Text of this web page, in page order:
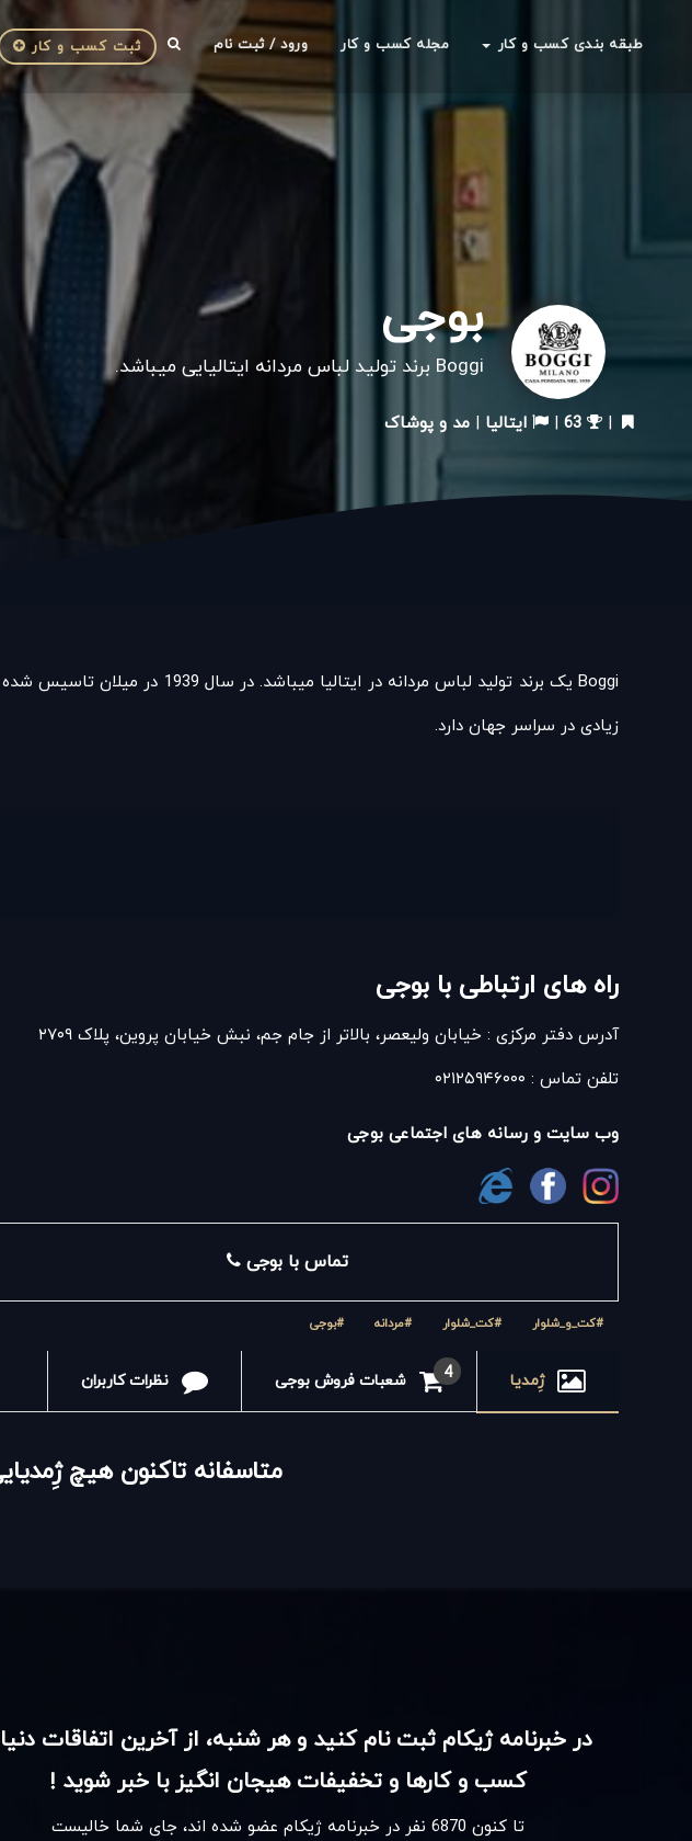
بوجی
Boggi برند تولید لباس مردانه ایتالیایی میباشد.
|
| ایتالیا | مد و پوشاک
طبقه بندی کسب و کار مجله کسب و کار ورود / ثبت نام ثبت کسب و کار
زیادی در سراسر جهان دارد.
راه های ارتباطی با بوجی
آدرس دفتر مرکزی : خیابان ولیعصر، بالاتر از جام جم، نبش خیابان پروین، پلاک ۲۷۰۹
تلفن تماس : ۰۲۱۲۵۹۴۶۰۰۰
وب سایت و رسانه های اجتماعی بوجی
تماس با بوجی
#کت_و_شلوار #کت_شلوار #مردانه #بوجی
ژِمدیا 4 شعبات فروش بوجی نظرات کاربران
متاسفانه تاکنون هیچ
در خبرنامه ژیکام ثبت نام کنید و هر شنبه، از آخرین اتفاقات
کسب و کارها و تخفیفات هیجان انگیز با خبر شوید !
تا کنون 6870 نفر در خبرنامه ژیکام عضو شده اند، جای شما خالیست